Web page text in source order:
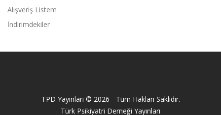
Alışveriş Listem
İndirimdekiler
TPD Yayınları © 2026 - Tüm Hakları Saklıdır.
Türk Psikiyatri Derneği Yayınları